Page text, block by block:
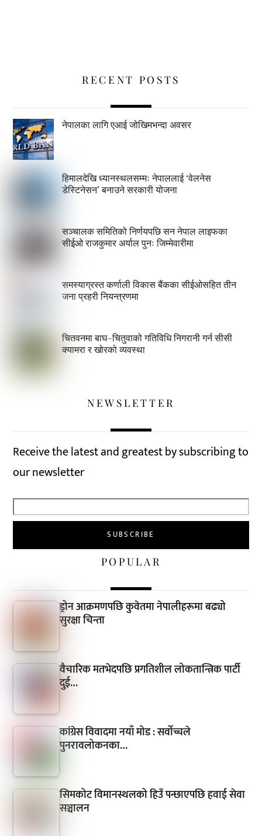
RECENT POSTS
नेपालका लागि एआई जोखिमभन्दा अवसर
हिमालदेखि ध्यानस्थलसम्मः नेपाललाई ‘वेलनेस
डेस्टिनेसन’ बनाउने सरकारी योजना
सञ्चालक समितिको निर्णयपछि सन नेपाल लाइफका
सीईओ राजकुमार अर्याल पुनः जिम्मेवारीमा
समस्याग्रस्त कर्णाली विकास बैंकका सीईओसहित तीन
जना प्रहरी नियन्त्रणमा
चितवनमा बाघ–चितुवाको गतिविधि निगरानी गर्न सीसी
क्यामरा र खोरको व्यवस्था
NEWSLETTER
Receive the latest and greatest by subscribing to
our newsletter
POPULAR
ड्रोन आक्रमणपछि कुवेतमा नेपालीहरूमा बढ्यो
सुरक्षा चिन्ता
वैचारिक मतभेदपछि प्रगतिशील लोकतान्त्रिक पार्टी
दुई…
कांग्रेस विवादमा नयाँ मोड : सर्वोच्चले
पुनरावलोकनका…
सिमकोट विमानस्थलको हिउँ पन्छाएपछि हवाई सेवा
सञ्चालन